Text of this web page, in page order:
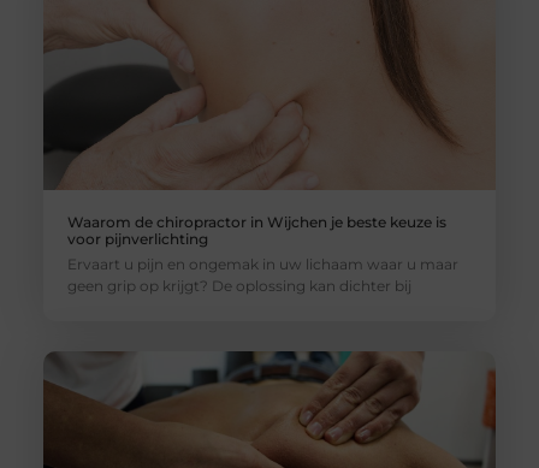
Waarom de chiropractor in Wijchen je beste keuze is
voor pijnverlichting
Ervaart u pijn en ongemak in uw lichaam waar u maar
geen grip op krijgt? De oplossing kan dichter bij